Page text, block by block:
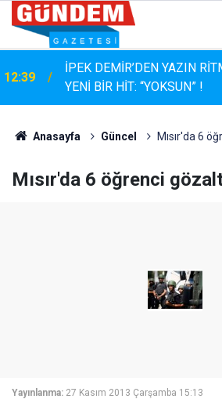
İPEK DEMİR’DEN YAZIN
YENİ BİR HİT: “YOKSUN” !
12:04
SGK Borçlarına 72 Aya
Anasayfa Güncel Mısır'da 6
Mısır'da 6 öğrenci
Yayınlanma: 27 Kasım 2013 Çarşamba 15:13